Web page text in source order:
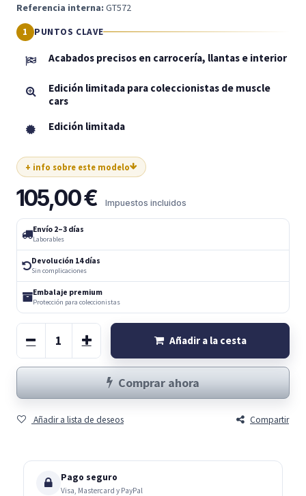
Referencia interna: GT572
PUNTOS CLAVE
Acabados precisos en carrocería, llantas e interior
Edición limitada para coleccionistas de muscle
cars
Edición limitada
+ info sobre este modelo
105,00€ Impuestos incluidos
Envío 2–3 días
Laborables
Devolución 14 días
Sin complicaciones
Embalaje premium
Protección para coleccionistas
Añadir a la cesta
Comprar ahora
Añadir a lista de deseos Compartir
Pago seguro
Visa, Mastercard y PayPal